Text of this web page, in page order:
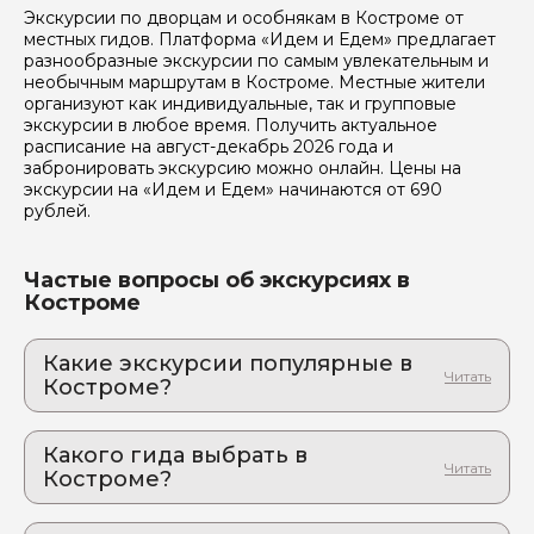
Экскурсии по дворцам и особнякам в Костроме от
местных гидов. Платформа «Идем и Едем» предлагает
разнообразные экскурсии по самым увлекательным и
необычным маршрутам в Костроме. Местные жители
организуют как индивидуальные, так и групповые
экскурсии в любое время. Получить актуальное
расписание на август-декабрь 2026 года и
забронировать экскурсию можно онлайн. Цены на
экскурсии на «Идем и Едем» начинаются от 690
рублей.
Частые вопросы об экскурсиях в
Костроме
Какие экскурсии популярные в
Костроме?
Путешествие по городу в наушниках, которое
перенесет вас в прошлое!
2. Кострома, о которой вы не слышали:
необычная прогулка с вкусными
Какого гида выбрать в
Костроме?